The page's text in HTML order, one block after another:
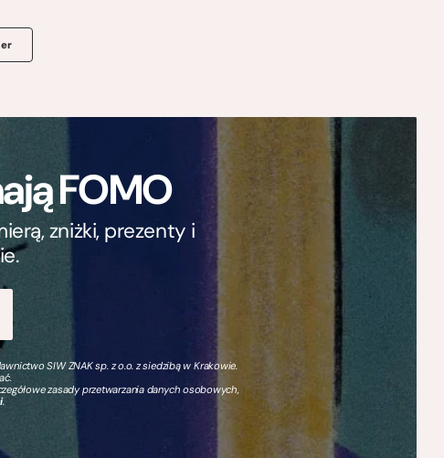
FOMO
zniżki, prezenty i
SIW ZNAK sp. z o.o. z siedzibą w Krakowie.
zasady przetwarzania danych osobowych,
.